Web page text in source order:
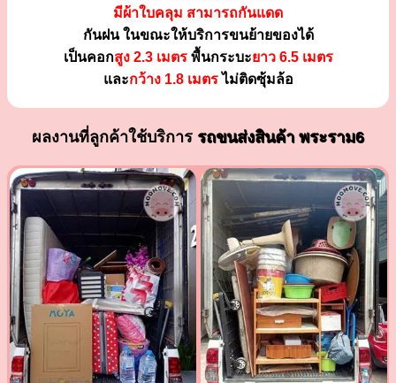
มีผ้าใบคลุม สามารถกันแดด
กันฝน ในขณะให้บริการขนย้ายของได้
เป็นคอกสูง 2.3 เมตรพื้นกระบะยาว 6.5 เมตร
และกว้าง 1.8 เมตรไม่ติดซุ้มล้อ
ผลงานที่ลูกค้าใช้บริการ รถขนส่งสินค้า พระราม6